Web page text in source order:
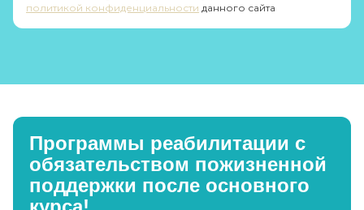
политикой конфиденциальности данного сайта
Программы реабилитации с
обязательством пожизненной
поддержки после основного